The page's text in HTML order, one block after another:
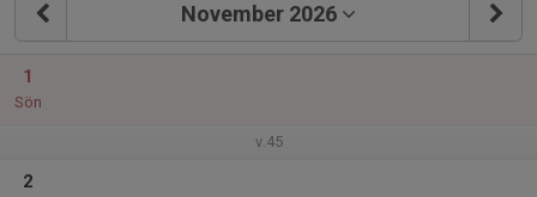
November 2026
1
Sön
v.45
2